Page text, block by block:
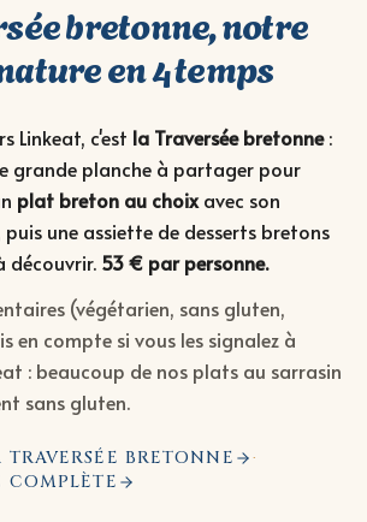
bretonne, notre
en 4 temps
Linkeat, c'est la Traversée bretonne:
grande planche à partager pour
plat breton au choix avec son
une assiette de desserts bretons
découvrir. 53 € par personne.
(végétarien, sans gluten,
en compte si vous les signalez à
: beaucoup de nos plats au sarrasin
sans gluten.
BRETONNE ·
COMPLÈTE
· PARIS 12
chez Ty Louis